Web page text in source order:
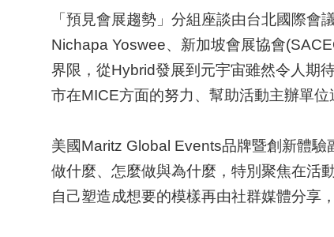
「預見會展趨勢」分組座談由台北國際
Nichapa Yoswee、新加坡會展協會
界限，從Hybrid發展到元宇宙雖然令人期
市在MICE方面的努力、幫助活動主辦單
美國Maritz Global Events品牌暨創新體
做什麼、怎麼做與為什麼，特別聚焦在活
自己塑造成想要的模樣再由社群媒體分享